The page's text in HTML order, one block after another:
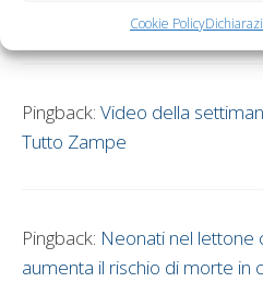
Cookie Policy
Tutto Mamma
Pingback: Video della
Tutto Zampe
Pingback: Neonati nel lettone
aumenta il rischio di morte in